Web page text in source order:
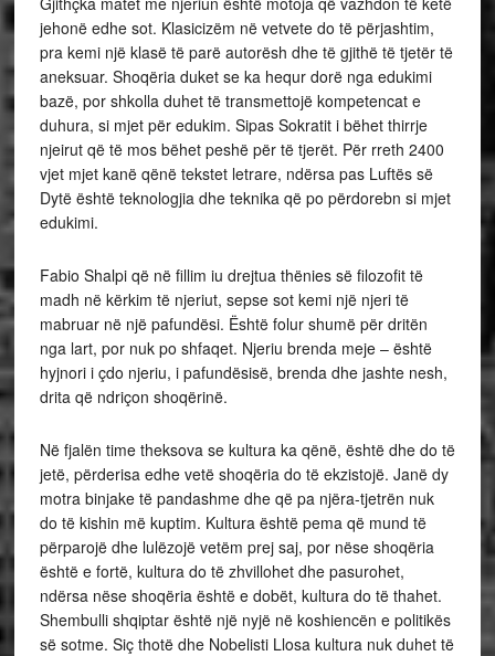
jehonë edhe sot. Klasicizëm në vetvete do të përjashtim,
pra kemi një klasë të parë autorësh dhe të gjithë të tjetër të
aneksuar. Shoqëria duket se ka hequr dorë nga edukimi
bazë, por shkolla duhet të transmettojë kompetencat e
duhura, si mjet për edukim. Sipas Sokratit i bëhet thirrje
njeirut që të mos bëhet peshë për të tjerët. Për rreth 2400
vjet mjet kanë qënë tekstet letrare, ndërsa pas Luftës së
Dytë është teknologjia dhe teknika që po përdorebn si mjet
edukimi.
Fabio Shalpi që në fillim iu drejtua thënies së filozofit të
madh në kërkim të njeriut, sepse sot kemi një njeri të
mabruar në një pafundësi. Është folur shumë për dritën
nga lart, por nuk po shfaqet. Njeriu brenda meje – është
hyjnori i çdo njeriu, i pafundësisë, brenda dhe jashte nesh,
drita që ndriçon shoqërinë.
Në fjalën time theksova se kultura ka qënë, është dhe do të
jetë, përderisa edhe vetë shoqëria do të ekzistojë. Janë dy
motra binjake të pandashme dhe që pa njëra-tjetrën nuk
do të kishin më kuptim. Kultura është pema që mund të
përparojë dhe lulëzojë vetëm prej saj, por nëse shoqëria
është e fortë, kultura do të zhvillohet dhe pasurohet,
ndërsa nëse shoqëria është e dobët, kultura do të thahet.
Shembulli shqiptar është një nyjë në koshiencën e politikës
së sotme. Siç thotë dhe Nobelisti Llosa kultura nuk duhet të